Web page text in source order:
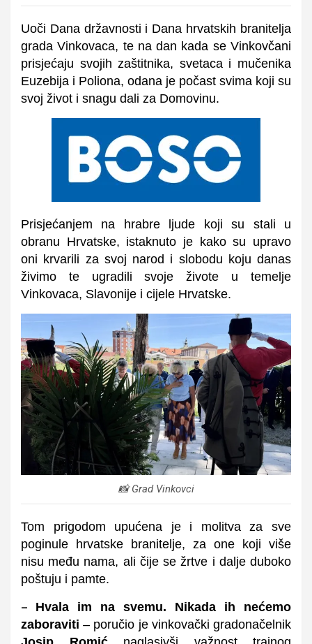
Uoči Dana državnosti i Dana hrvatskih branitelja
grada Vinkovaca, te na dan kada se Vinkovčani
prisjećaju svojih zaštitnika, svetaca i mučenika
Euzebija i Poliona, odana je počast svima koji su
svoj život i snagu dali za Domovinu.
Prisjećanjem na hrabre ljude koji su stali u
obranu Hrvatske, istaknuto je kako su upravo
oni krvarili za svoj narod i slobodu koju danas
živimo te ugradili svoje živote u temelje
Vinkovaca, Slavonije i cijele Hrvatske.
📸 Grad Vinkovci
Tom prigodom upućena je i molitva za sve
poginule hrvatske branitelje, za one koji više
nisu među nama, ali čije se žrtve i dalje duboko
poštuju i pamte.
– Hvala im na svemu. Nikada ih nećemo
zaboraviti – poručio je vinkovački gradonačelnik